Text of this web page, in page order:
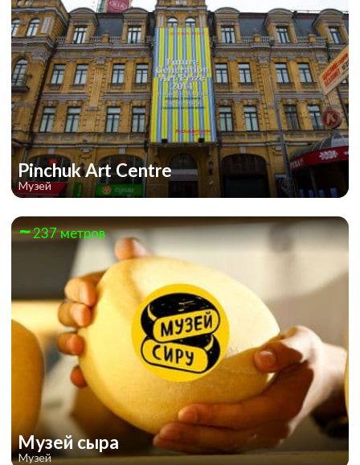
ESCAPE THE LOST PYRAMID
Jungle Quest
Pinchuk Art Centre
Музей
237 метров
Музей сыра
Музей